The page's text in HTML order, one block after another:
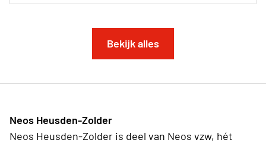
Bekijk alles
Neos Heusden-Zolder
Neos Heusden-Zolder is deel van Neos vzw, hét